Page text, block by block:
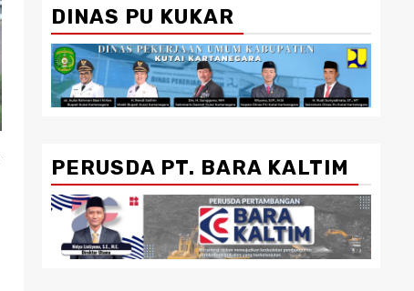
DINAS PU KUKAR
PERUSDA PT. BARA KALTIM